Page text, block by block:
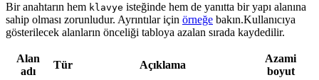
Bir anahtarın hem klavye isteğinde hem de yanıtta bir yapı alanına
sahip olması zorunludur. Ayrıntılar için örneğe bakın.Kullanıcıya
gösterilecek alanların önceliği tabloya azalan sırada kaydedilir.
Alan
adı
Tür Açıklama
Azami
boyut